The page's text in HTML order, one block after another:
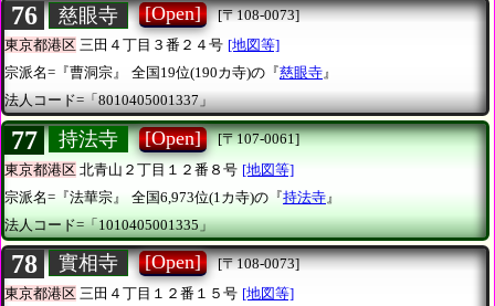
76 慈眼寺 [Open]
[〒108-0073]
東京都港区 三田４丁目３番２４号 [地図等]
宗派名=『曹洞宗』
全国19位(190カ寺)の『慈眼寺』
法人コード=「8010405001337」
77 持法寺 [Open]
[〒107-0061]
東京都港区 北青山２丁目１２番８号 [地図等]
宗派名=『法華宗』
全国6,973位(1カ寺)の『持法寺 』
法人コード=「1010405001335」
78 實相寺 [Open]
[〒108-0073]
東京都港区 三田４丁目１２番１５号 [地図等]